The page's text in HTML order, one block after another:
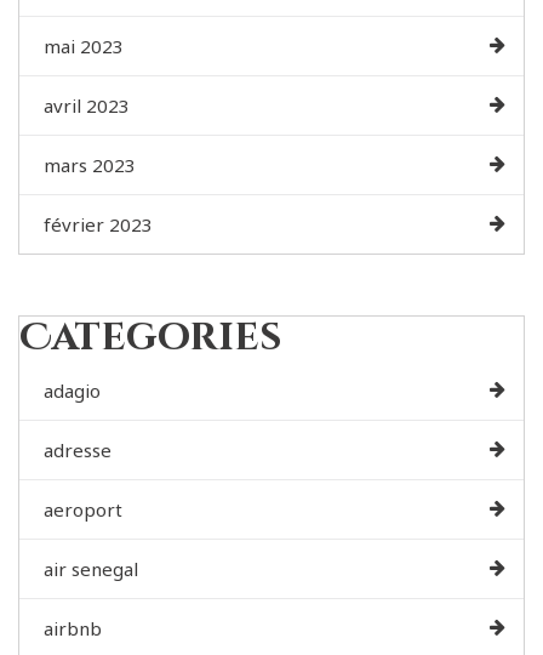
mai 2023
avril 2023
mars 2023
février 2023
Categories
adagio
adresse
aeroport
air senegal
airbnb